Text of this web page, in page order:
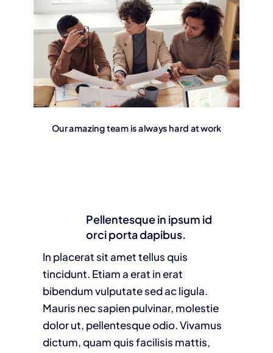
Our amazing team is always hard at work
Pellentesque in ipsum id
orci porta dapibus.
In placerat sit amet tellus quis
tincidunt. Etiam a erat in erat
bibendum vulputate sed ac ligula.
Mauris nec sapien pulvinar, molestie
dolor ut, pellentesque odio. Vivamus
dictum, quam quis facilisis mattis,